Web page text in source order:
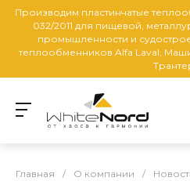
Производим пластинчатые
032/2011 для пищевой,
промышленности и
теплообменников Alfa Laval,
Главная / О компании /